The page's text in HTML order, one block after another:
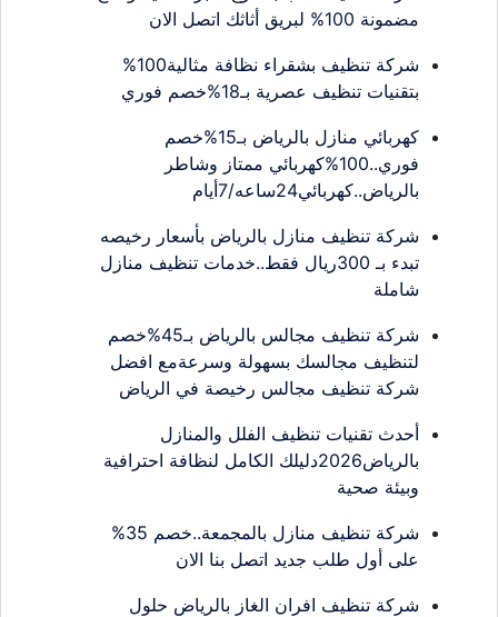
مضمونة 100% لبريق أثاثك اتصل الان
شركة تنظيف بشقراء نظافة مثالية100%
بتقنيات تنظيف عصرية بـ18%خصم فوري
كهربائي منازل بالرياض بـ15%خصم
فوري..100%كهربائي ممتاز وشاطر
بالرياض..كهربائي24ساعه/7أيام
شركة تنظيف منازل بالرياض بأسعار رخيصه
تبدء بـ 300ريال فقط..خدمات تنظيف منازل
شاملة
شركة تنظيف مجالس بالرياض بـ45%خصم
لتنظيف مجالسك بسهولة وسرعةمع افضل
شركة تنظيف مجالس رخيصة في الرياض
أحدث تقنيات تنظيف الفلل والمنازل
بالرياض2026دليلك الكامل لنظافة احترافية
وبيئة صحية
شركة تنظيف منازل بالمجمعة..خصم 35%
على أول طلب جديد اتصل بنا الان
شركة تنظيف افران الغاز بالرياض حلول